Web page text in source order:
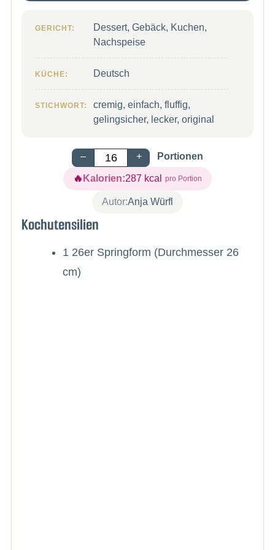
GERICHT:
Dessert, Gebäck, Kuchen,
Nachspeise
KÜCHE: Deutsch
STICHWORT:
cremig, einfach, fluffig,
gelingsicher, lecker, original
– + Portionen
Kalorien:287 kcal
Autor:Anja Würfl
Kochutensilien
1 26er Springform (Durchmesser 26
cm)